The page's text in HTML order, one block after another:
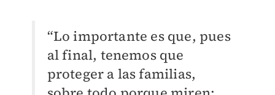
“Lo importante es que, pues
al final, tenemos que
proteger a las familias,